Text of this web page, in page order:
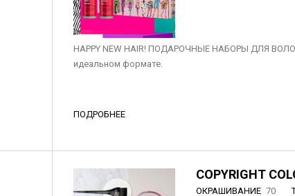
HAPPY NEW HAIR! ПОДАРОЧНЫЕ НАБОРЫ ДЛЯ
идеальном формате.
ПОДРОБНЕЕ
COPYRIGHT
ОКРАШИВАНИЕ 70